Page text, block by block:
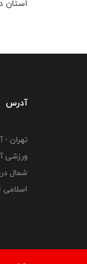
استان
آدرس
تهران -
ورزشی
شمال
اسلامی